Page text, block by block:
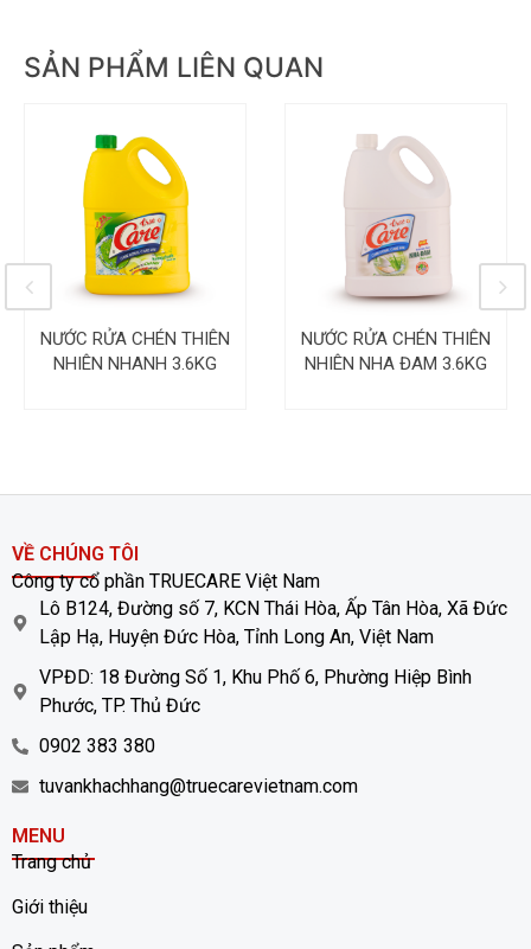
SẢN PHẨM LIÊN QUAN
NƯỚC RỬA CHÉN THIÊN
NHIÊN NHANH 3.6KG
NƯỚC RỬA CHÉN THIÊN
NHIÊN NHA ĐAM 3.6KG
VỀ CHÚNG TÔI
Công ty cổ phần TRUECARE Việt Nam
Lô B124, Đường số 7, KCN Thái Hòa, Ấp Tân Hòa, Xã Đức
Lập Hạ, Huyện Đức Hòa, Tỉnh Long An, Việt Nam
VPĐD: 18 Đường Số 1, Khu Phố 6, Phường Hiệp Bình
Phước, TP. Thủ Đức
0902 383 380
tuvankhachhang@truecarevietnam.com
MENU
Trang chủ
Giới thiệu